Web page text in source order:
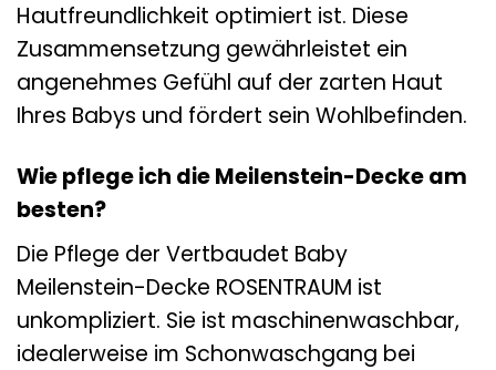
Hautfreundlichkeit optimiert ist. Diese
Zusammensetzung gewährleistet ein
angenehmes Gefühl auf der zarten Haut
Ihres Babys und fördert sein Wohlbefinden.
Wie pflege ich die Meilenstein-Decke am
besten?
Die Pflege der Vertbaudet Baby
Meilenstein-Decke ROSENTRAUM ist
unkompliziert. Sie ist maschinenwaschbar,
idealerweise im Schonwaschgang bei